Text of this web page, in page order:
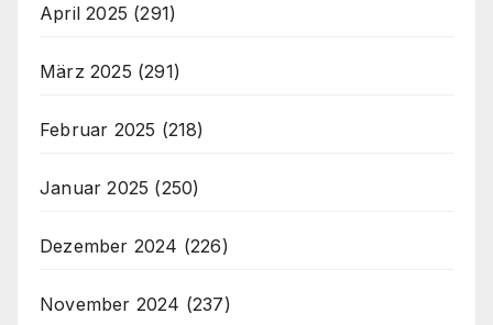
April 2025 (291)
März 2025 (291)
Februar 2025 (218)
Januar 2025 (250)
Dezember 2024 (226)
November 2024 (237)